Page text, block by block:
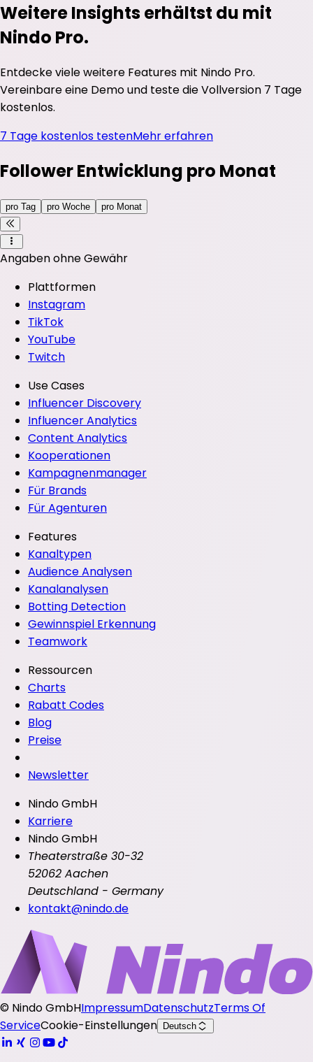
Weitere Insights erhältst du mit
Nindo Pro.
Entdecke viele weitere Features mit Nindo Pro.
Vereinbare eine Demo und teste die Vollversion 7 Tage
kostenlos.
7 Tage kostenlos testenMehr erfahren
Follower Entwicklung pro Monat
pro Tag pro Woche pro Monat
Angaben ohne Gewähr
Plattformen
Instagram
TikTok
YouTube
Twitch
Use Cases
Influencer Discovery
Influencer Analytics
Content Analytics
Kooperationen
Kampagnenmanager
Für Brands
Für Agenturen
Features
Kanaltypen
Audience Analysen
Kanalanalysen
Botting Detection
Gewinnspiel Erkennung
Teamwork
Ressourcen
Charts
Rabatt Codes
Blog
Preise
Newsletter
Nindo GmbH
Karriere
Nindo GmbH
Theaterstraße 30-32
52062 Aachen
Deutschland - Germany
kontakt@nindo.de
© Nindo GmbHImpressumDatenschutzTerms Of
ServiceCookie-Einstellungen Deutsch